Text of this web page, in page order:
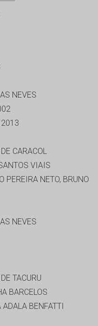
NEVES
2013
CARACOL
VIAIS
PEREIRA NETO, BRUNO
NEVES
TACURU
BARCELOS
BENFATTI